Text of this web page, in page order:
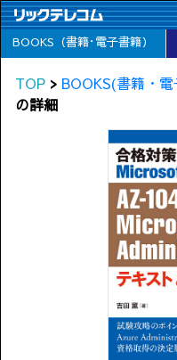
BOOKS（書籍･電子書籍）
TOP > BOOKS(書籍・
の詳細